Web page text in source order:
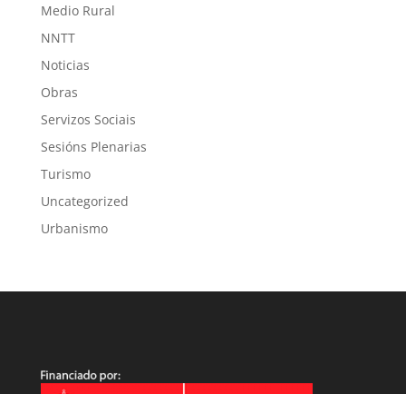
Medio Rural
NNTT
Noticias
Obras
Servizos Sociais
Sesións Plenarias
Turismo
Uncategorized
Urbanismo